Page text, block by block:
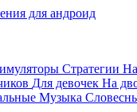
для андроид
Стратегии
Для девочек На
Музыка